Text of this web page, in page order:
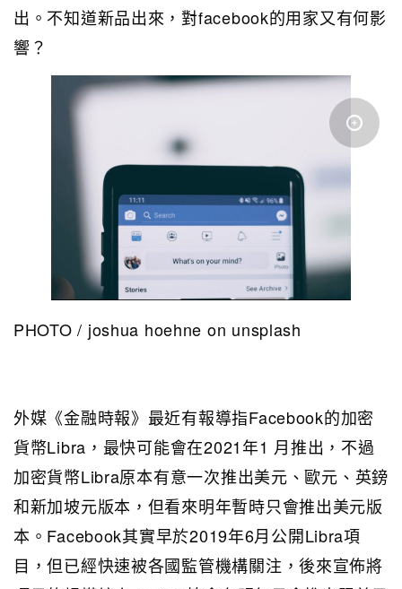
出。不知道新品出來，對facebook的用家又有何影
響？
PHOTO / joshua hoehne on unsplash
外媒《金融時報》最近有報導指Facebook的加密
貨幣Libra，最快可能會在2021年1 月推出，不過
加密貨幣Libra原本有意一次推出美元、歐元、英鎊
和新加坡元版本，但看來明年暫時只會推出美元版
本。Facebook其實早於2019年6月公開Libra項
目，但已經快速被各國監管機構關注，後來宣佈將